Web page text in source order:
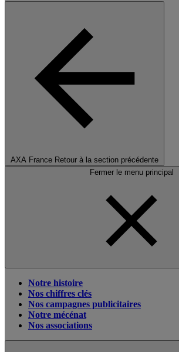
AXA France Retour à la section précédente
Fermer le menu principal
Notre histoire
Nos chiffres clés
Nos campagnes publicitaires
Notre mécénat
Nos associations